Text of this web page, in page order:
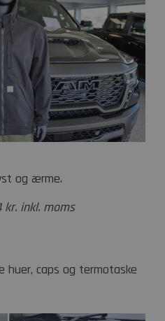
og ærme.
kr. inkl. moms
huer, caps og termotaske